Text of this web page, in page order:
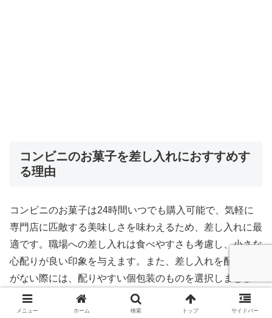
コンビニのお菓子を差し入れにおすすめす
る理由
コンビニのお菓子は24時間いつでも購入可能で、気軽に
専門店に匹敵する美味しさを味わえるため、差し入れに最
適です。職場への差し入れは食べやすさも考慮し、小さな
心配りが良い印象を与えます。また、差し入れを配ること
がない際には、配りやすい個包装のものを選択しましょ
う。仕事中の相手には、いつでも手軽につまめるものが喜
ばれます。
メニュー ホーム 検索 トップ サイドバー